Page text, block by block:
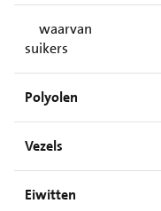
waarvan
suikers
Polyolen
Vezels
Eiwitten